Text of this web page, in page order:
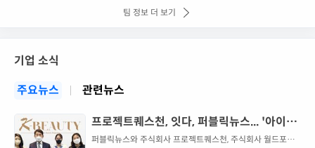
팀 정보 더 보기
기업 소식
주요뉴스
관련뉴스
프로젝트퀘스천, 잇다, 퍼블릭뉴스... '아이돌
커버 K-BEAUTY (케이뷰티) 발행' 업무 협약
퍼블릭뉴스와 주식회사 프로젝트퀘스천, 주식회사 월드포레